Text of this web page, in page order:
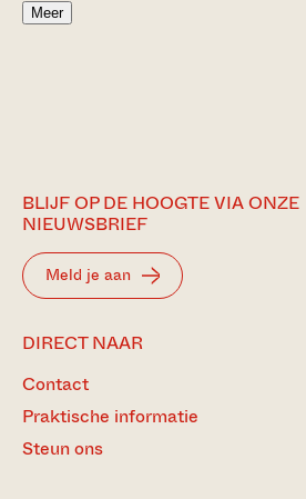
Meer
BLIJF OP DE HOOGTE VIA ONZE
NIEUWSBRIEF
Meld je aan
DIRECT NAAR
Contact
Praktische informatie
Steun ons